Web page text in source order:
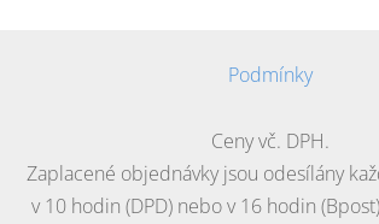
Podmínky
Ceny vč. DPH.
Zaplacené objednávky jsou odesílány
v 10 hodin (DPD) nebo v 16 hodin